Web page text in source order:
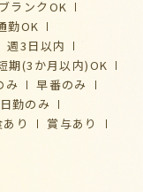
ブランクOK
勤OK
週3日以内
期(3か月以内)OK
み
早番のみ
日勤のみ
り
賞与あり